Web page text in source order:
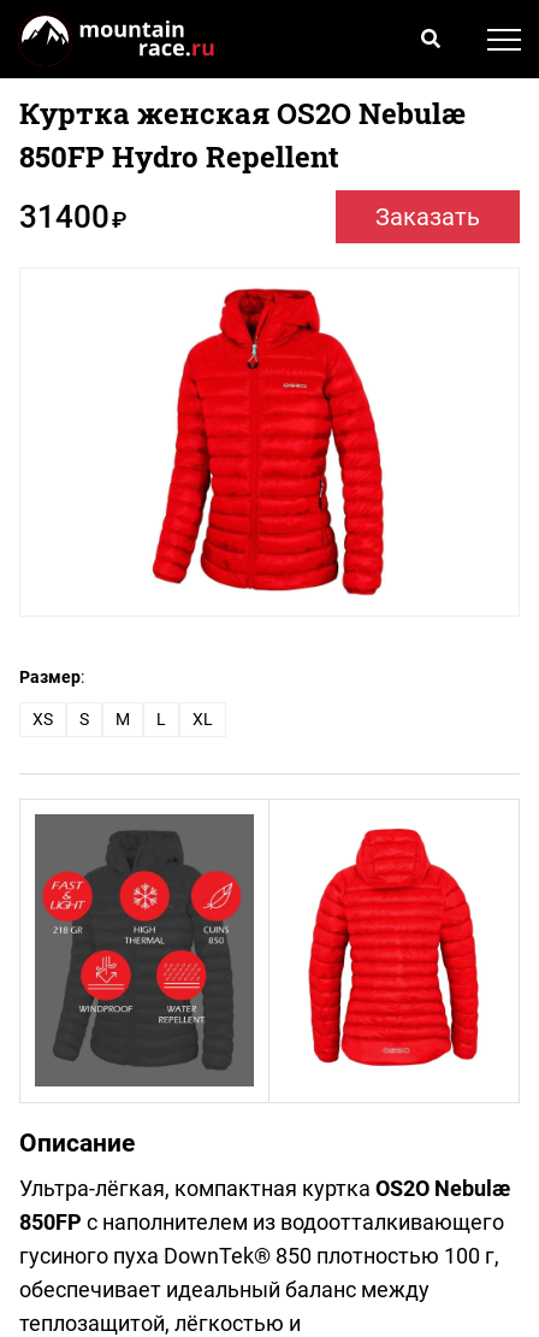
Куртка женская OS2O Nebulæ
850FP Hydro Repellent
31400₽ Заказать
Размер:
XS S M L XL
Описание
Ультра-лёгкая, компактная куртка OS2O Nebulæ
850FP с наполнителем из водоотталкивающего
гусиного пуха DownTek® 850 плотностью 100 г,
обеспечивает идеальный баланс между
теплозащитой, лёгкостью и